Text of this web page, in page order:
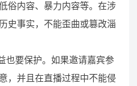
俗内容、暴力内容等。在涉
史事实，不能歪曲或篡改淄
也要保护。如果邀请嘉宾参
，并且在直播过程中不能侵